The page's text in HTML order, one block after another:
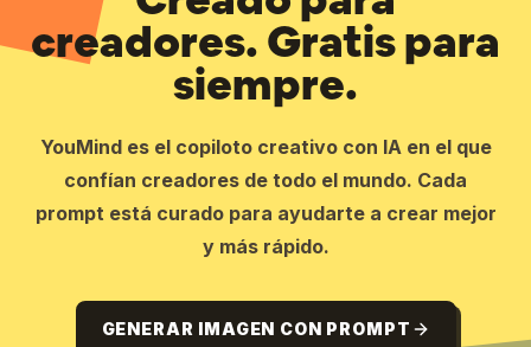
creadores. Gratis para
siempre.
YouMind es el copiloto creativo con IA en el que
confían creadores de todo el mundo. Cada
prompt está curado para ayudarte a crear mejor
y más rápido.
GENERAR IMAGEN CON PROMPT